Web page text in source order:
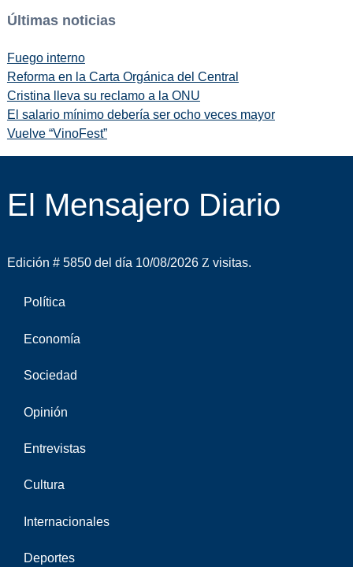
Últimas noticias
Fuego interno
Reforma en la Carta Orgánica del Central
Cristina lleva su reclamo a la ONU
El salario mínimo debería ser ocho veces mayor
Vuelve “VinoFest”
El Mensajero Diario
Edición # 5850 del día 10/08/2026 visitas.
Política
Economía
Sociedad
Opinión
Entrevistas
Cultura
Internacionales
Deportes